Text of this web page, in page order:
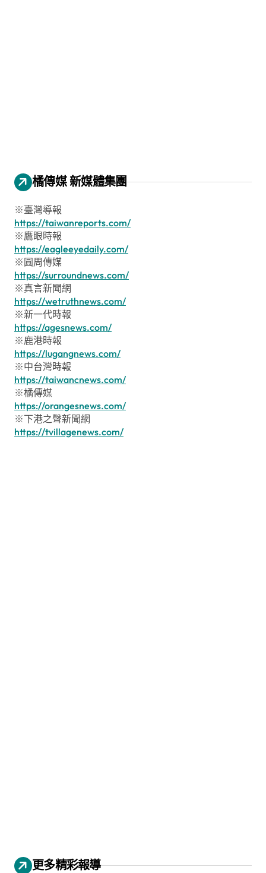
橘傳媒 新媒體集團
※臺灣導報
https://taiwanreports.com/
※鷹眼時報
https://eagleeyedaily.com/
※圓周傳媒
https://surroundnews.com/
※真言新聞網
https://wetruthnews.com/
※新一代時報
https://agesnews.com/
※鹿港時報
https://lugangnews.com/
※中台灣時報
https://taiwancnews.com/
※橘傳媒
https://orangesnews.com/
※下港之聲新聞網
https://tvillagenews.com/
更多精彩報導